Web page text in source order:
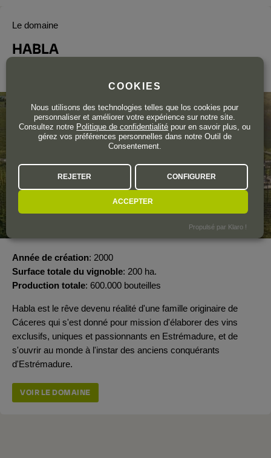
Le domaine
HABLA
Année de création 2000
Surface totale du vignoble 200 ha.
Production totale 600.000 bouteilles
Habla est le rêve devenu réalité d'une famille originaire de
Cáceres qui s'est donné pour mission d'élaborer des vins
exclusifs, uniques et passionnants en Estrémadure, et de
s'ouvrir au monde à l'instar des anciens conquérants
d'Estrémadure.
VOIR LE DOMAINE
COOKIES
Nous utilisons des technologies telles que los cookies pour
personnaliser et améliorer votre expérience sur notre site.
Consultez notre Politique de confidentialité pour en savoir plus, ou
gérez vos préférences personnelles dans notre Outil de
Consentement.
REJETER CONFIGURER
ACCEPTER
Propulsé par Klaro !